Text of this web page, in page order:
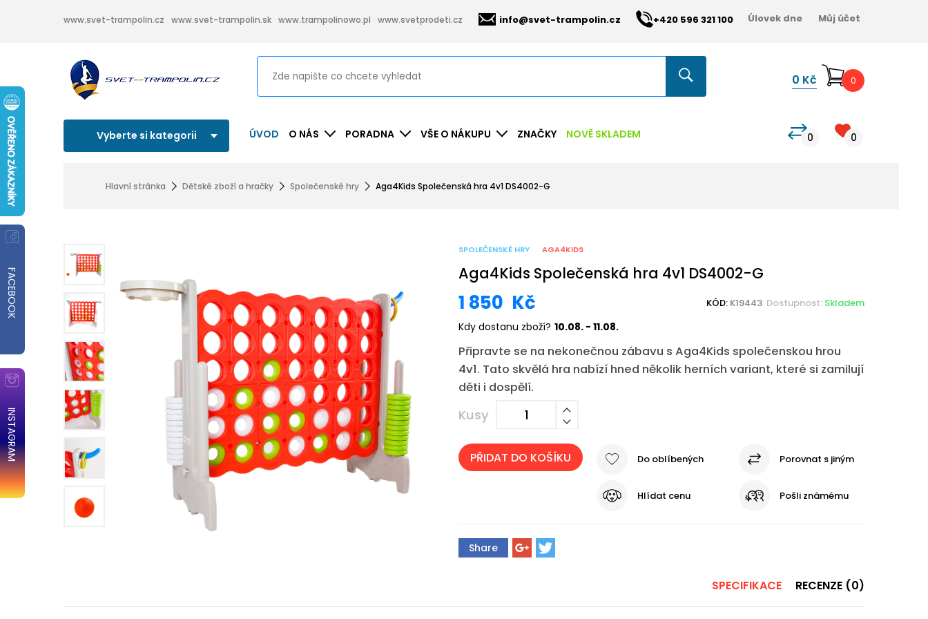
FACEBOOK
INSTAGRAM
www.svet-trampolin.cz www.svet-trampolin.sk www.trampolinowo.pl www.svetprodeti.cz info@svet-trampolin.cz +420 596 321 100 Úlovek dne Můj účet
0 Kč 0
Vyberte si kategorii ÚVOD O NÁS PORADNA VŠE O NÁKUPU ZNAČKY NOVĚ SKLADEM 0 0
Hlavní stránka Dětské zboží a hračky Společenské hry Aga4Kids Společenská hra 4v1 DS4002-G
SPOLEČENSKÉ HRY AGA4KIDS
Aga4Kids Společenská hra 4v1 DS4002-G
1 850 Kč KÓD: K19443 Dostupnost: Skladem
Kdy dostanu zboží? 10.08. - 11.08.
Připravte se na nekonečnou zábavu s Aga4Kids společenskou hrou
4v1. Tato skvělá hra nabízí hned několik herních variant, které si zamilují
děti i dospělí.
Kusy
PŘIDAT DO KOŠÍKU Do oblíbených Porovnat s jiným
Hlídat cenu Pošli známému
Share
SPECIFIKACE RECENZE (0)